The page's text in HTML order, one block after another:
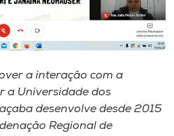
a interação com a
a Universidade dos
desenvolve desde 2015
Regional de